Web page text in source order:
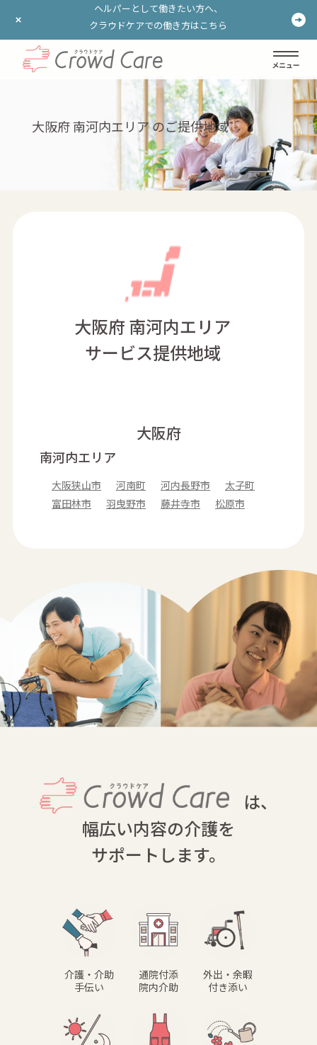
ヘルパーとして働きたい方へ、
クラウドケアでの働き方はこちら
ヘルパーとして働きたい方へ、
クラウドケアでの働き方はこちら
大阪府 南河内エリア のご提供地域
大阪府 南河内エリア
サービス提供地域
大阪府
南河内エリア
大阪狭山市 河南町 河内長野市
太子町
富田林市
羽曳野市 藤井寺市 松原市
は、
幅広い内容の介護を
サポートします。
介護・介助
手伝い
通院付添
院内介助
外出・余暇
付き添い